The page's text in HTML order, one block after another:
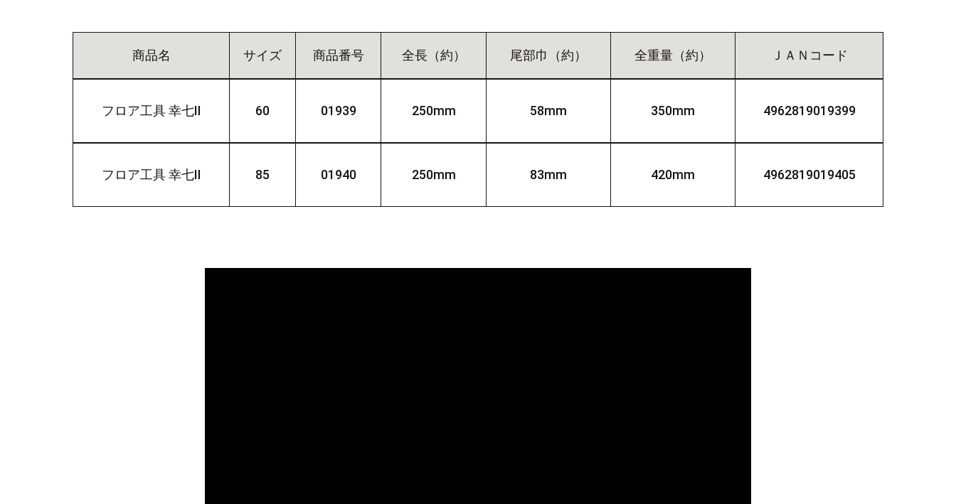
商品名 サイズ 商品番号 全長（約） 尾部巾（約） 全重量（約） ＪＡＮコード
フロア工具 幸七Ⅱ 60 01939 250mm 58mm 350mm 4962819019399
フロア工具 幸七Ⅱ 85 01940 250mm 83mm 420mm 4962819019405